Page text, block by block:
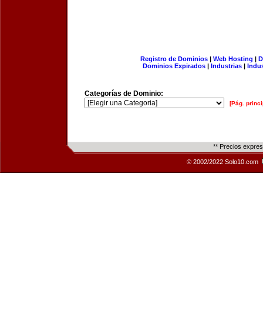
Registro de Dominios| Web Hosting |
Dominios Expirados | Industrias |
Categorías de Dominio:
[Pág.
** Precios
© 2002/2022 Solo10.com